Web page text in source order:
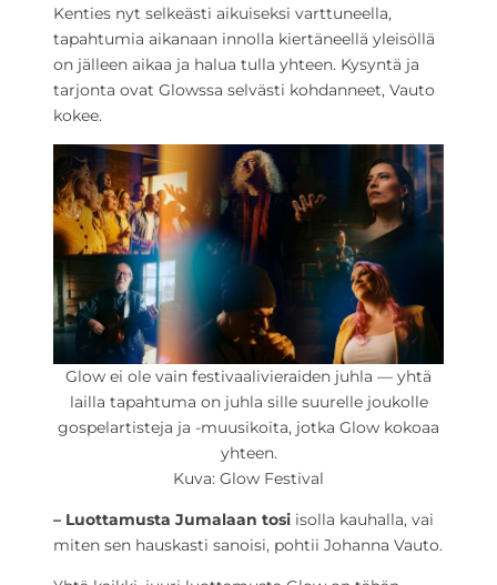
Kenties nyt selkeästi aikuiseksi varttuneella,
tapahtumia aikanaan innolla kiertäneellä yleisöllä
on jälleen aikaa ja halua tulla yhteen. Kysyntä ja
tarjonta ovat Glowssa selvästi kohdanneet, Vauto
kokee.
Glow ei ole vain festivaalivieraiden juhla — yhtä
lailla tapahtuma on juhla sille suurelle joukolle
gospelartisteja ja -muusikoita, jotka Glow kokoaa
yhteen.
Kuva: Glow Festival
– Luottamusta Jumalaan tosi isolla kauhalla, vai
miten sen hauskasti sanoisi, pohtii Johanna Vauto.